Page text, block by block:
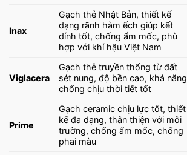
Inax
Gạch thẻ Nhật Bản, thiết kế
dạng rãnh hàm ếch giúp kết
dính tốt, chống ẩm mốc, phù
hợp với khí hậu Việt Nam
Viglacera
Gạch thẻ truyền thống từ đất
sét nung, độ bền cao, khả năng
chống chịu thời tiết tốt
Prime
Gạch ceramic chịu lực tốt, thiết
kế đa dạng, thân thiện với môi
trường, chống ẩm mốc, chống
phai màu